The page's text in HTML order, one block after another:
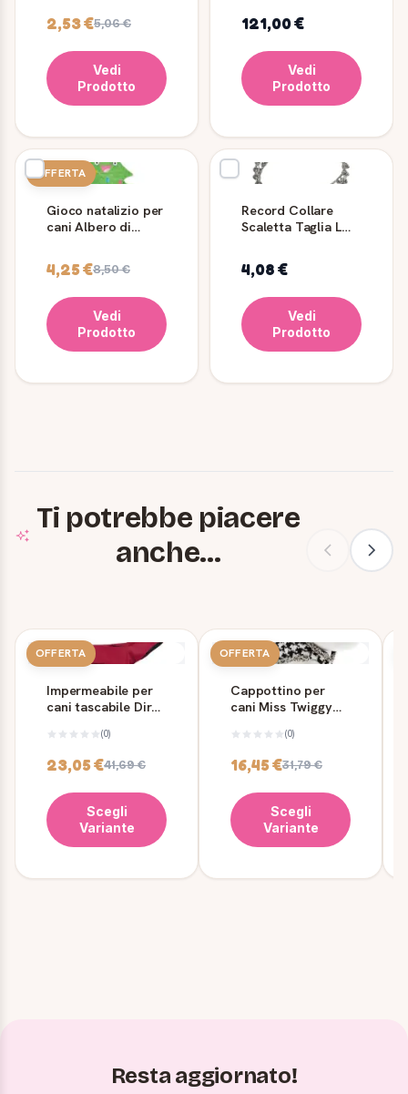
2,53 €5,06 €
Vedi
Prodotto
121,00 €
Vedi
Prodotto
OFFERTA
Gioco natalizio per
cani Albero di
4,25 €8,50 €
Vedi
Prodotto
Record Collare
Scaletta Taglia L
4,08 €
Vedi
Prodotto
Ti potrebbe piacere
anche...
OFFERTA
Impermeabile per
cani tascabile Diran
(0)
23,05 €41,69 €
Scegli
Variante
OFFERTA
Cappottino per
cani Miss Twiggy
(0)
16,45 €31,79 €
Scegli
Variante
Resta aggiornato!